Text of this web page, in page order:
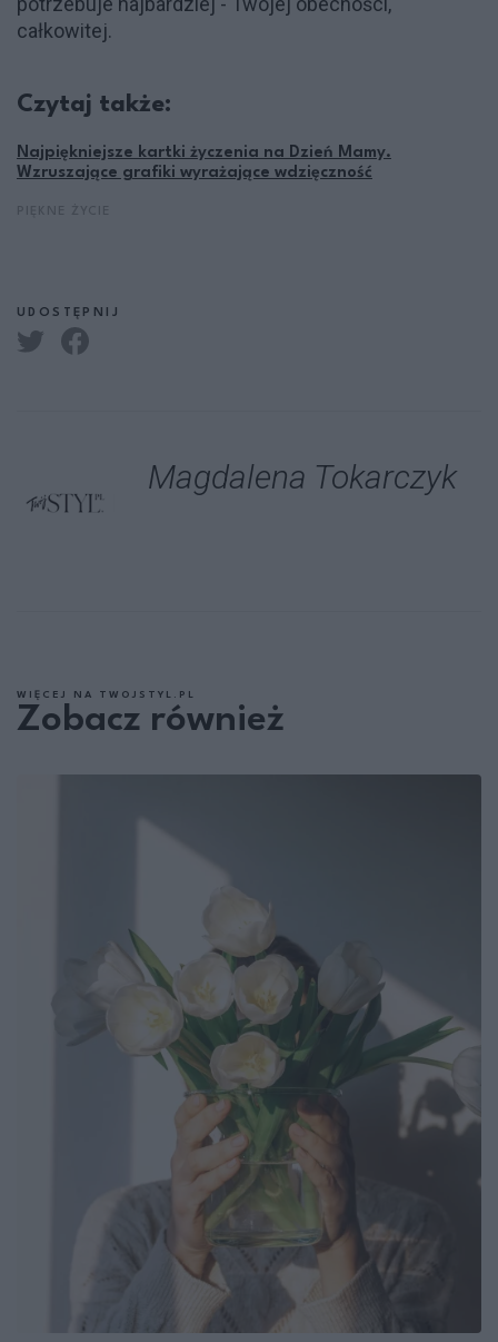
całkowitej.
Czytaj także:
Najpiękniejsze kartki życzenia na Dzień Mamy.
Wzruszające grafiki wyrażające wdzięczność
UDOSTĘPNIJ
Magdalena Tokarczyk
WIĘCEJ NA TWOJSTYL.PL
Zobacz również